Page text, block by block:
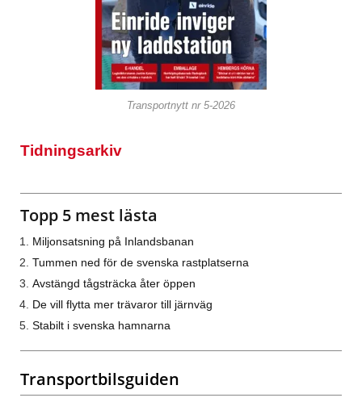
Transportnytt nr 5-2026
Tidningsarkiv
Topp 5 mest lästa
Miljonsatsning på Inlandsbanan
Tummen ned för de svenska rastplatserna
Avstängd tågsträcka åter öppen
De vill flytta mer trävaror till järnväg
Stabilt i svenska hamnarna
Transportbilsguiden